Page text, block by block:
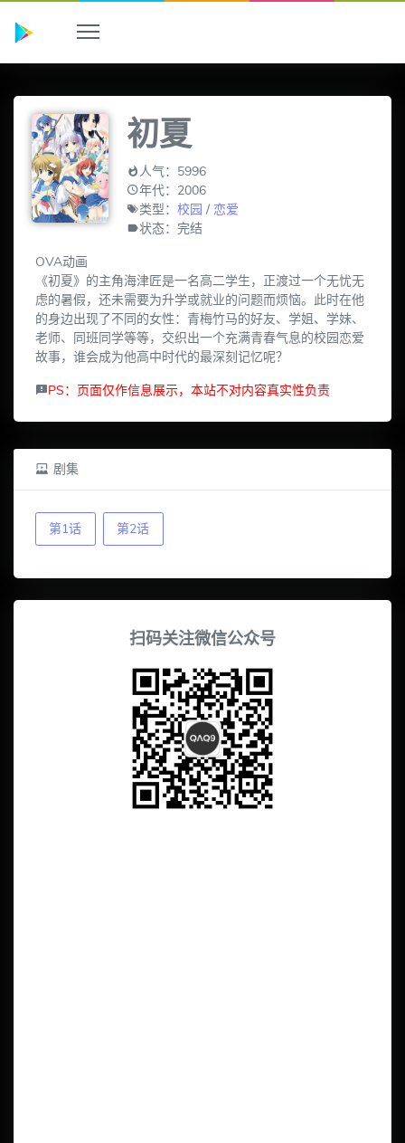
初夏
人气：5996
年代：2006
类型： 校园 / 恋爱
状态：完结
OVA动画
《初夏》的主角海津匠是一名高二学生，正渡过一个无忧无
虑的暑假，还未需要为升学或就业的问题而烦恼。此时在他
的身边出现了不同的女性：青梅竹马的好友、学姐、学妹、
老师、同班同学等等，交织出一个充满青春气息的校园恋爱
故事，谁会成为他高中时代的最深刻记忆呢？
PS：页面仅作信息展示，本站不对内容真实性负责
剧集
第1话 第2话
扫码关注微信公众号